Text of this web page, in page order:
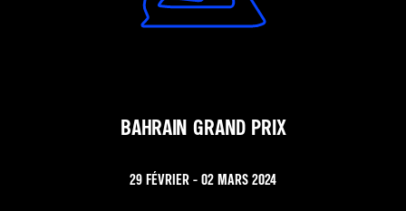
BAHRAIN GRAND PRIX
29 FÉVRIER - 02 MARS 2024